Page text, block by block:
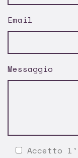
Email
Messaggio
Accetto l'